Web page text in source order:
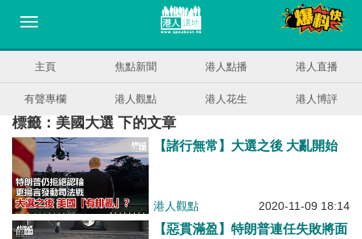
主頁 焦點新聞 港人點播 港人直播
有聲專欄 港人觀點 港人花生 港人博評
標籤：美國大選 下的文章
【諸行無常】大選之後 大亂開始
港人觀點 2020-11-09 18:14
【惡貫滿盈】特朗普連任失敗將面